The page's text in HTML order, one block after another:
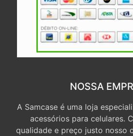
NOSSA
A Samcase é uma loja
acessórios para celulares.
qualidade e preço justo nosso